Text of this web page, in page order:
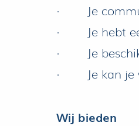
· Je
· Je hebt
· Je beschikt
· Je kan je
Wij bieden